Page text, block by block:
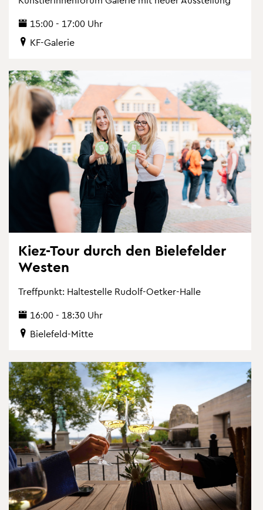
15:00 - 17:00 Uhr
KF-Ga­le­rie
Kiez-Tour durch den Bie­le­fel­der
Wes­ten
Treff­punkt: Hal­te­stel­le Ru­dolf-Oet­ker-Halle
16:00 - 18:30 Uhr
Bie­le­feld-Mitte